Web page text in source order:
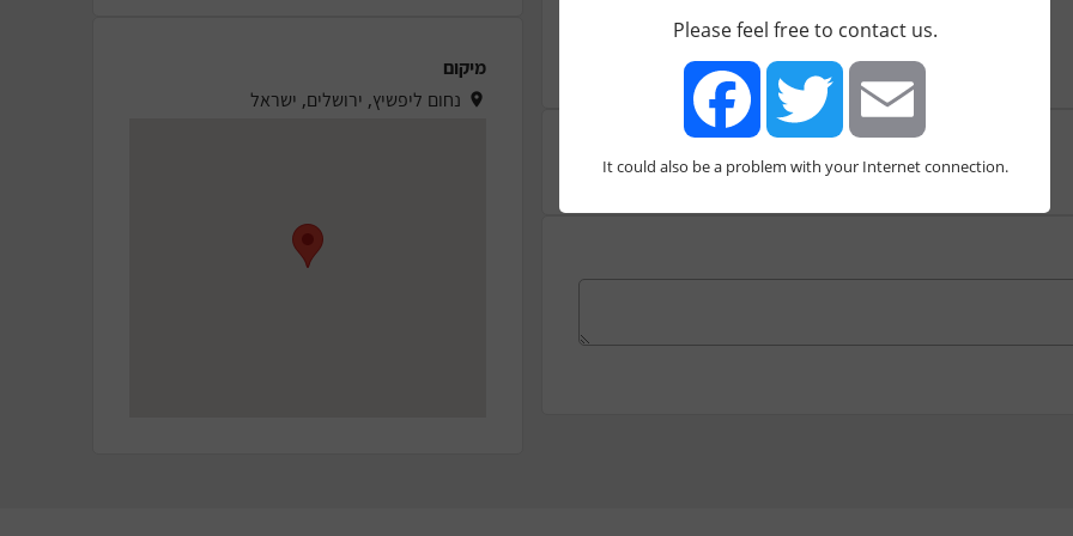
מיקום
נחום ליפשיץ, ירושלים, ישראל
Please feel free to contact us.
FacebookTwitter Email
It could also be a problem with your Internet connection.